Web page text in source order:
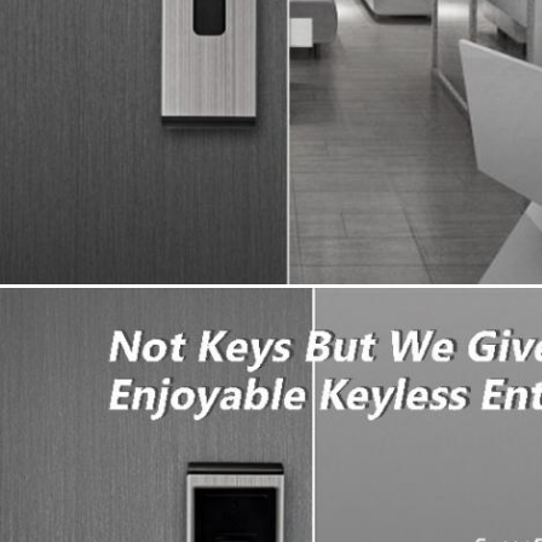
un messaggio Ti richiameremo